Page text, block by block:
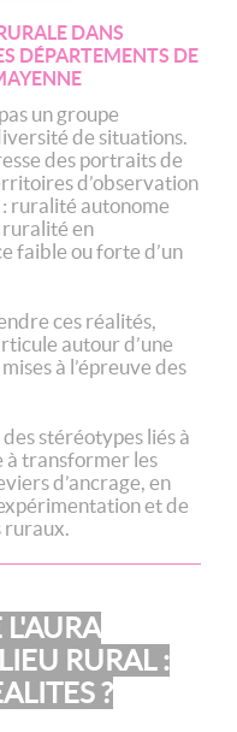
DANS
DÉPARTEMENTS DE
un groupe
de situations.
des portraits de
d’observation
ruralité autonome
ruralité en
faible ou forte d’un
ces réalités,
autour d’une
à l’épreuve des
stéréotypes liés à
à transformer les
d’ancrage, en
et de
ruraux.
L'AURA
RURAL :
?